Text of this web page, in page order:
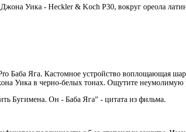
Уика - Heckler & Koch P30, вокруг ореола
Баба Яга. Кастомное устройство воплощающая
Уика в черно-белых тонах. Ощутите
Бугимена. Он - Баба Яга" - цитата из фильма.